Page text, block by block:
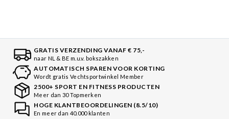
GRATIS VERZENDING VANAF € 75,-
naar NL & BE m.u.v. bokszakken
AUTOMATISCH SPAREN VOOR KORTING
Wordt gratis Vechtsportwinkel Member
2500+ SPORT EN FITNESS PRODUCTEN
Meer dan 30 Topmerken
HOGE KLANTBEOORDELINGEN (8.5/10)
En meer dan 40.000 klanten